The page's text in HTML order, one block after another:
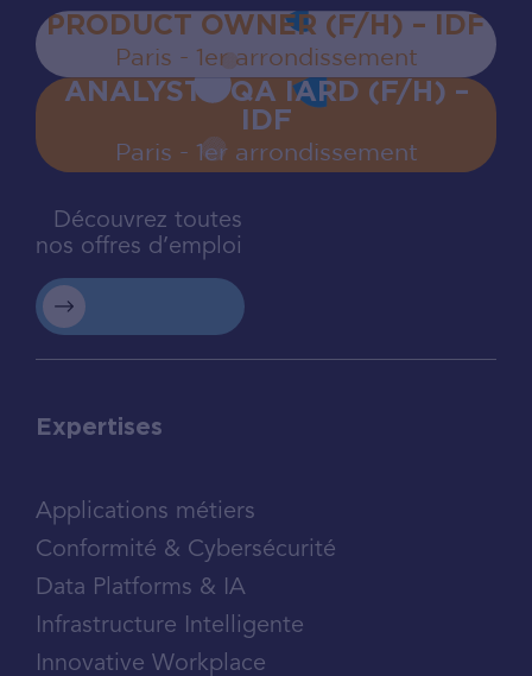
PRODUCT OWNER (F/H) – IDF
Paris - 1er arrondissement
ANALYSTE QA IARD (F/H) –
IDF
Paris - 1er arrondissement
Découvrez toutes
nos offres d’emploi
Expertises
Applications métiers
Conformité & Cybersécurité
Data Platforms & IA
Infrastructure Intelligente
Innovative Workplace